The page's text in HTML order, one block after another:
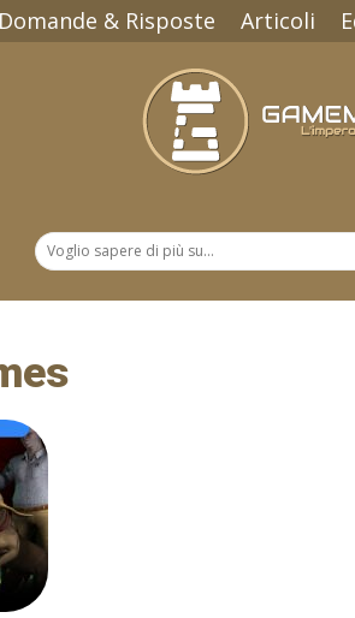
Domande & Risposte Articoli